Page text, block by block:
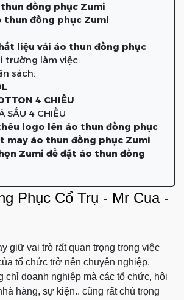
đồng phục Zumi
thun đồng phục Zumi
liệu vải áo thun đồng phục
trường làm việc:
sách:
4 CHIỀU
SẤU 4 CHIỀU
logo lên áo thun đồng phục
may áo thun đồng phục Zumi
Zumi để đặt áo thun đồng
Phục Cổ Trụ - Mr Cua -
giữ vai trò rất quan trọng trong việc
tổ chức trở nên chuyên nghiệp.
chỉ doanh nghiệp mà các tổ chức, hội
hàng, sự kiện.. cũng rất chú trọng